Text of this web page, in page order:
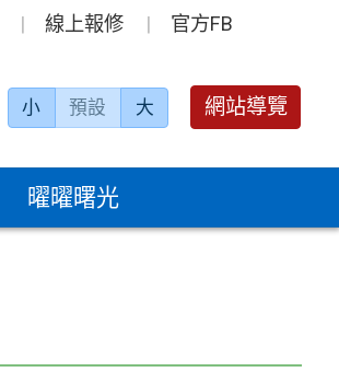
線上報修 官方FB
小 預設 大 網站導覽
曜曜曙光